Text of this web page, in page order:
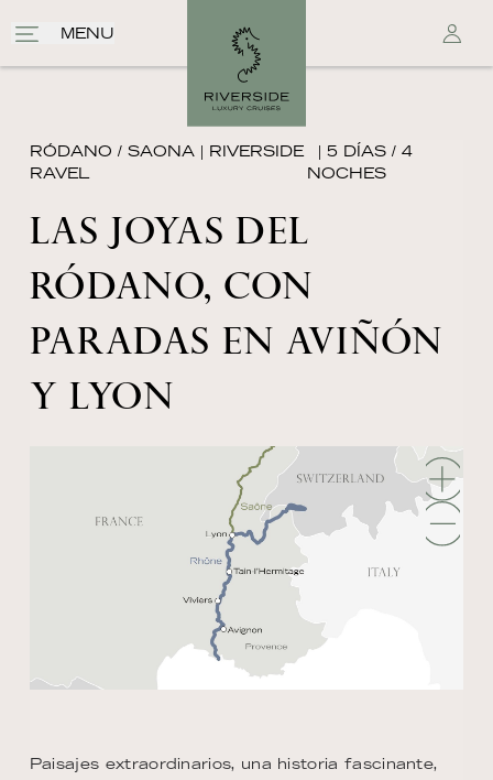
MENU
RÓDANO / SAONA | RIVERSIDE
RAVEL
| 5 DÍAS / 4
NOCHES
LAS JOYAS DEL
RÓDANO, CON
PARADAS EN AVIÑÓN
Y LYON
Paisajes extraordinarios, una historia fascinante,